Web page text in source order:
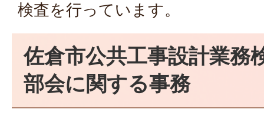
検査を行っています。
佐倉市公共工事設計業務
部会に関する事務